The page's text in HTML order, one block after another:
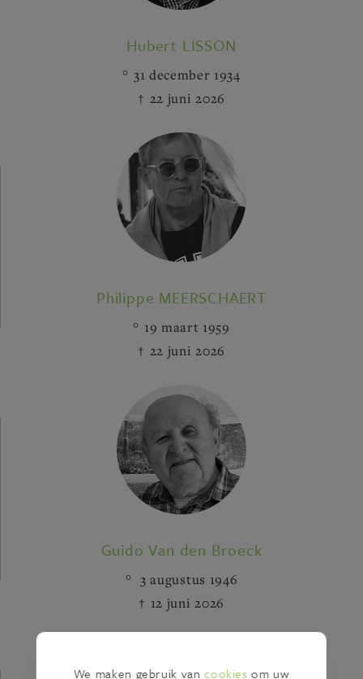
Hubert LISSON
31 december 1934
22 juni 2026
Philippe MEERSCHAERT
19 maart 1959
22 juni 2026
Guido Van den Broeck
3 augustus 1946
12 juni 2026
We maken gebruik vancookies om uw